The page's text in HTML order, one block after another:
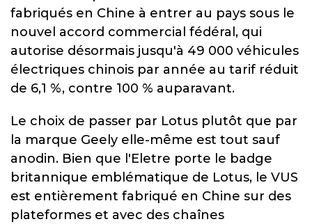
fabriqués en Chine à entrer au pays sous le
nouvel accord commercial fédéral, qui
autorise désormais jusqu'à 49 000 véhicules
électriques chinois par année au tarif réduit
de 6,1 %, contre 100 % auparavant.
Le choix de passer par Lotus plutôt que par
la marque Geely elle-même est tout sauf
anodin. Bien que l'Eletre porte le badge
britannique emblématique de Lotus, le VUS
est entièrement fabriqué en Chine sur des
plateformes et avec des chaînes